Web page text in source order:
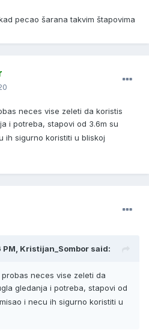
pecao šarana takvim štapovima
neces vise zeleti da koristis
i potreba, stapovi od 3.6m su
ih sigurno koristiti u bliskoj
Kristijan_Sombor said:
neces vise zeleti da
gledanja i potreba, stapovi od
i necu ih sigurno koristiti u